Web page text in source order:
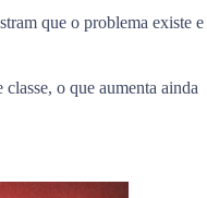
que o problema existe e
o que aumenta ainda